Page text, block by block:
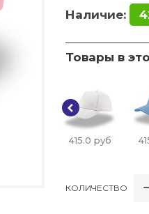
Наличие:
Товары в
415.0 руб
КОЛИЧЕСТВО